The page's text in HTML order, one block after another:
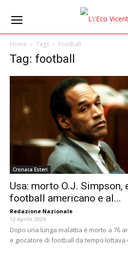
Home Tags Football
Tag: football
Cronaca Esteri
Usa: morto O.J. Simpson,
football americano e al...
Redazione Nazionale -
12 Aprile 2024
Dopo una lunga malattia è morto a 76
e giocatore di football da tempo lottava